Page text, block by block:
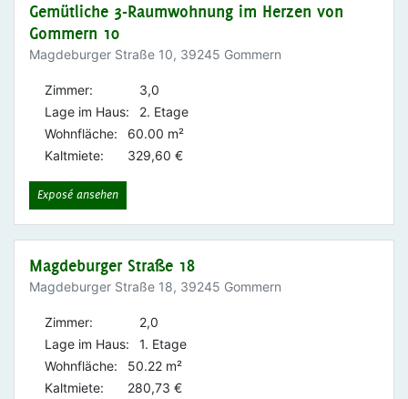
Gemütliche 3-Raumwohnung im Herzen von
Gommern 10
Magdeburger Straße 10, 39245 Gommern
Zimmer:
3,0
Lage im Haus:
2. Etage
Wohnfläche:
60.00 m²
Kaltmiete:
329,60 €
Exposé ansehen
Magdeburger Straße 18
Magdeburger Straße 18, 39245 Gommern
Zimmer:
2,0
Lage im Haus:
1. Etage
Wohnfläche:
50.22 m²
Kaltmiete:
280,73 €